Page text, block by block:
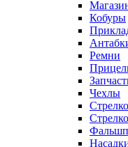
Кобуры
Ремни
Чехлы